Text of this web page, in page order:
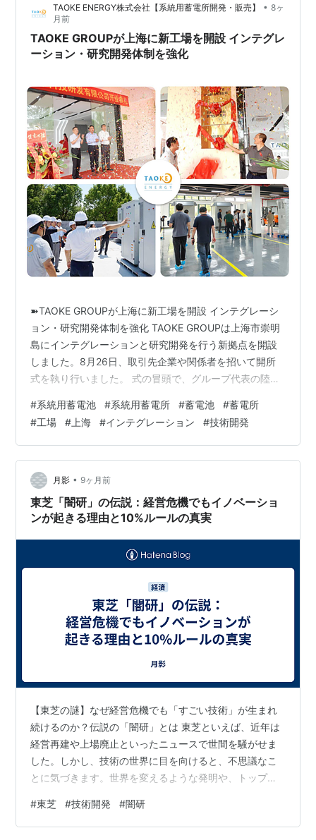
TAOKE ENERGY株式会社【系統用蓄電所開発・販売】 • 8ヶ
月前
TAOKE GROUPが上海に新工場を開設 インテグレ
ーション・研究開発体制を強化
➽TAOKE GROUPが上海に新工場を開設 インテグレーシ
ョン・研究開発体制を強化 TAOKE GROUPは上海市崇明
島にインテグレーションと研究開発を行う新拠点を開設
しました。8月26日、取引先企業や関係者を招いて開所
式を執り行いました。 式の冒頭で、グループ代表の陸剣
る実体産業の布局を真に着地させたことを意味し、グル
ープ発展の歴史における重要な節目となる」と述べまし
た。 新工場は、研究開発から生産・組み立て・テストま
でを行う総合拠点です。最新鋭の機器をそろえた研究開
発室では、EMSシステムのソフトウェア設計やハードウ
ェア選定・カス…
#系統用蓄電池 #系統用蓄電所 #蓄電池 #蓄電所
#工場 # 上海 #インテグレーション #技術開発
月影 • 9ヶ月前
東芝「闇研」の伝説：経営危機でもイノベーショ
ンが起きる理由と10%ルールの真実
【東芝の謎】なぜ経営危機でも「すごい技術」が生まれ
続けるのか？伝説の「闇研」とは 東芝といえば、近年は
経営再建や上場廃止といったニュースで世間を騒がせま
した。しかし、技術の世界に目を向けると、不思議なこ
とに気づきます。世界を変えるような発明や、トップシ
ぜ、組織が揺らいでも技術は死なないのか？その秘密
は、東芝の地下深くに根付く「闇研（やみけん）」とい
#東芝 #技術開発 #闇研